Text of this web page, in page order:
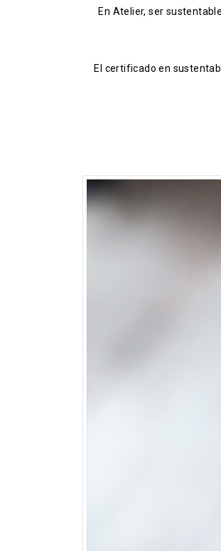
En Atelier, ser
El certificado en